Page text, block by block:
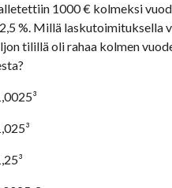
1000 € kolmeksi
%. Millä laskutoimituksella
tilillä oli rahaa kolmen